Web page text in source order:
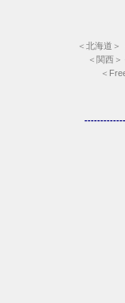
＜ 北海道 ＞
＜ 関西＞
＜